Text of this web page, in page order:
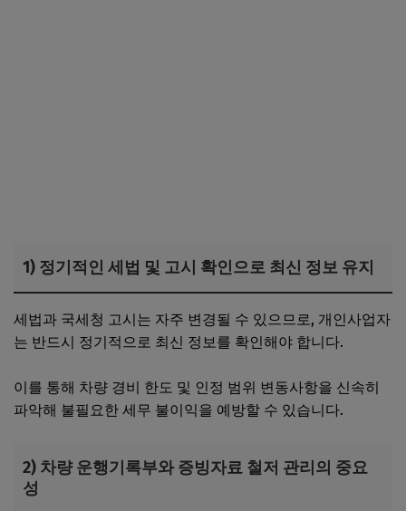
1) 정기적인 세법 및 고시 확인으로 최신 정보 유지
세법과 국세청 고시는 자주 변경될 수 있으므로, 개인사업자
는 반드시 정기적으로 최신 정보를 확인해야 합니다.
이를 통해 차량 경비 한도 및 인정 범위 변동사항을 신속히
파악해 불필요한 세무 불이익을 예방할 수 있습니다.
2) 차량 운행기록부와 증빙자료 철저 관리의 중요
성